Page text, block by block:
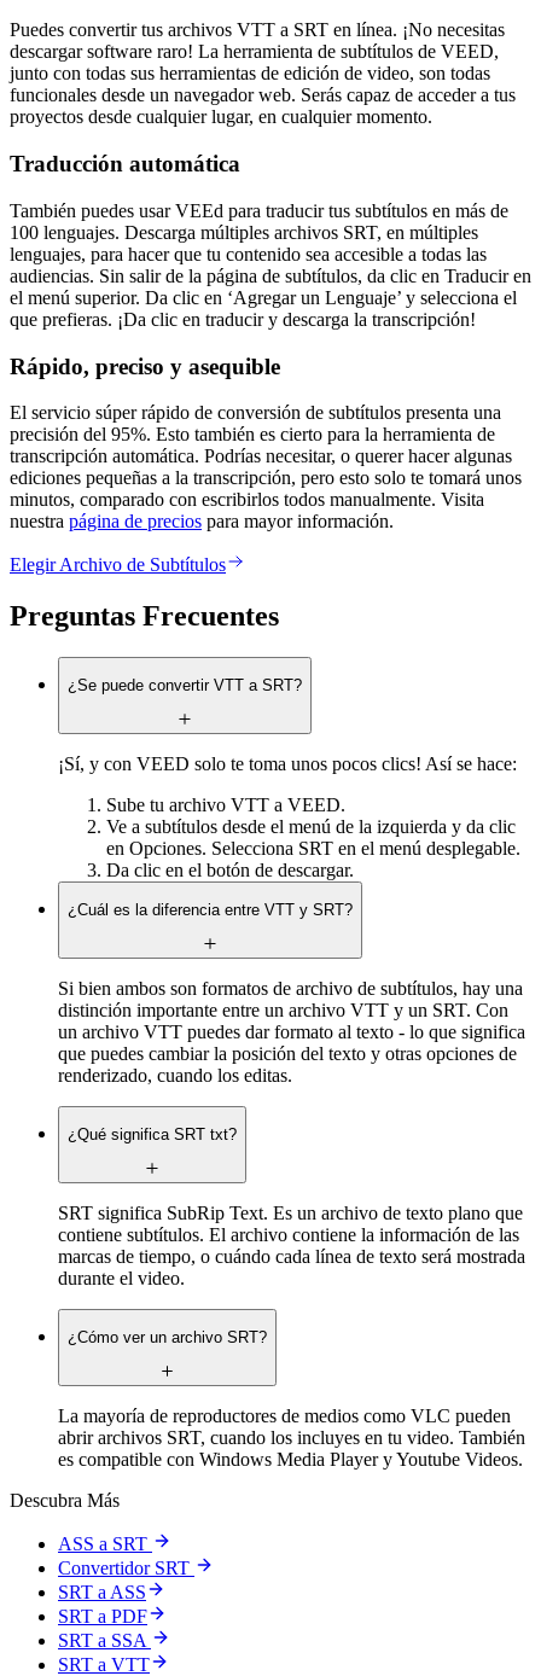
Puedes convertir tus archivos VTT a SRT en línea. ¡No necesitas
descargar software raro! La herramienta de subtítulos de VEED,
junto con todas sus herramientas de edición de video, son todas
funcionales desde un navegador web. Serás capaz de acceder a tus
proyectos desde cualquier lugar, en cualquier momento.
Traducción automática
También puedes usar VEEd para traducir tus subtítulos en más de
100 lenguajes. Descarga múltiples archivos SRT, en múltiples
lenguajes, para hacer que tu contenido sea accesible a todas las
audiencias. Sin salir de la página de subtítulos, da clic en Traducir en
el menú superior. Da clic en ‘Agregar un Lenguaje’ y selecciona el
que prefieras. ¡Da clic en traducir y descarga la transcripción!
Rápido, preciso y asequible
El servicio súper rápido de conversión de subtítulos presenta una
precisión del 95%. Esto también es cierto para la herramienta de
transcripción automática. Podrías necesitar, o querer hacer algunas
ediciones pequeñas a la transcripción, pero esto solo te tomará unos
minutos, comparado con escribirlos todos manualmente. Visita
nuestra página de precios para mayor información.
Elegir Archivo de Subtítulos
Preguntas Frecuentes
¿Se puede convertir VTT a SRT?
¡Sí, y con VEED solo te toma unos pocos clics! Así se hace:
Sube tu archivo VTT a VEED.
Ve a subtítulos desde el menú de la izquierda y da clic
en Opciones. Selecciona SRT en el menú desplegable.
Da clic en el botón de descargar.
¿Cuál es la diferencia entre VTT y SRT?
Si bien ambos son formatos de archivo de subtítulos, hay una
distinción importante entre un archivo VTT y un SRT. Con
un archivo VTT puedes dar formato al texto - lo que significa
que puedes cambiar la posición del texto y otras opciones de
renderizado, cuando los editas.
¿Qué significa SRT txt?
SRT significa SubRip Text. Es un archivo de texto plano que
contiene subtítulos. El archivo contiene la información de las
marcas de tiempo, o cuándo cada línea de texto será mostrada
durante el video.
¿Cómo ver un archivo SRT?
La mayoría de reproductores de medios como VLC pueden
abrir archivos SRT, cuando los incluyes en tu video. También
es compatible con Windows Media Player y Youtube Videos.
Descubra Más
ASS a SRT
Convertidor SRT
SRT a ASS
SRT a PDF
SRT a SSA
SRT a VTT